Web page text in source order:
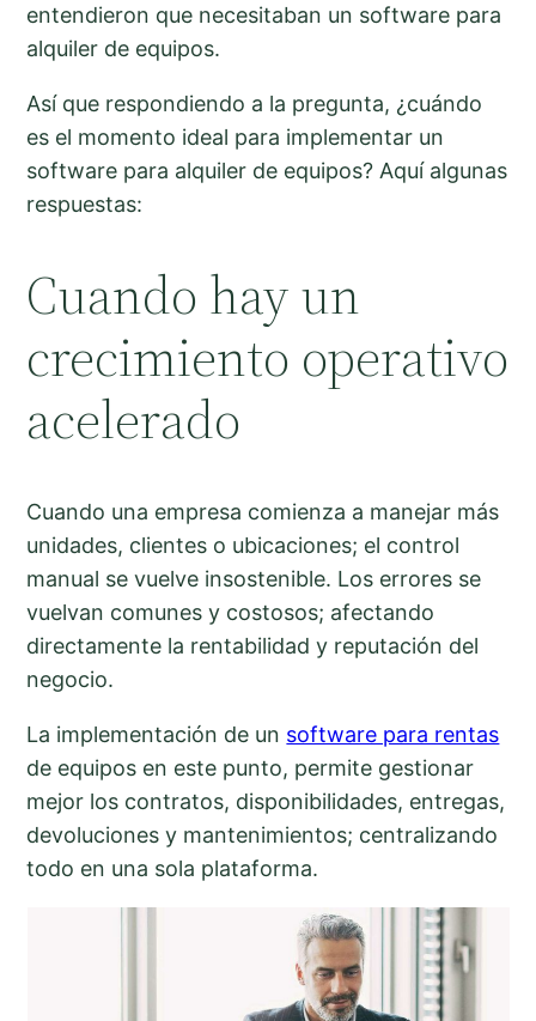
entendieron que necesitaban un software para
alquiler de equipos.
Así que respondiendo a la pregunta, ¿cuándo
es el momento ideal para implementar un
software para alquiler de equipos? Aquí algunas
respuestas:
Cuando hay un
crecimiento operativo
acelerado
Cuando una empresa comienza a manejar más
unidades, clientes o ubicaciones; el control
manual se vuelve insostenible. Los errores se
vuelvan comunes y costosos; afectando
directamente la rentabilidad y reputación del
negocio.
La implementación de un software para rentas
de equipos en este punto, permite gestionar
mejor los contratos, disponibilidades, entregas,
devoluciones y mantenimientos; centralizando
todo en una sola plataforma.